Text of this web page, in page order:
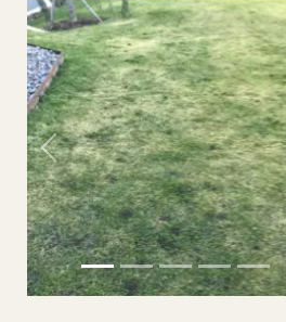
Previous